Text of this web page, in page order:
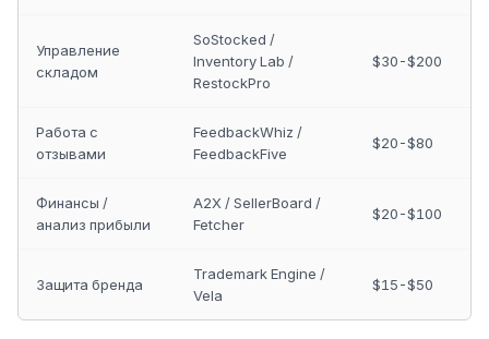
Управление
складом
SoStocked /
Inventory Lab /
RestockPro
$30-$200
Работа с
отзывами
FeedbackWhiz /
FeedbackFive
$20-$80
Финансы /
анализ прибыли
A2X / SellerBoard /
Fetcher
$20-$100
Защита бренда
Trademark Engine /
Vela
$15-$50